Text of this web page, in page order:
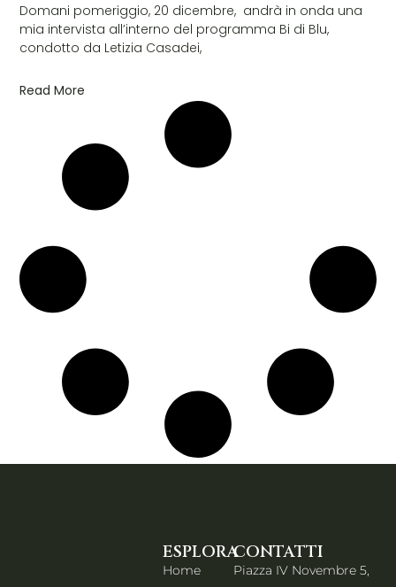
Domani pomeriggio, 20 dicembre, andrà in onda una
mia intervista all’interno del programma Bi di Blu,
condotto da Letizia Casadei,
Read More
ESPLORA
Home
CONTATTI
Piazza IV Novembre 5,